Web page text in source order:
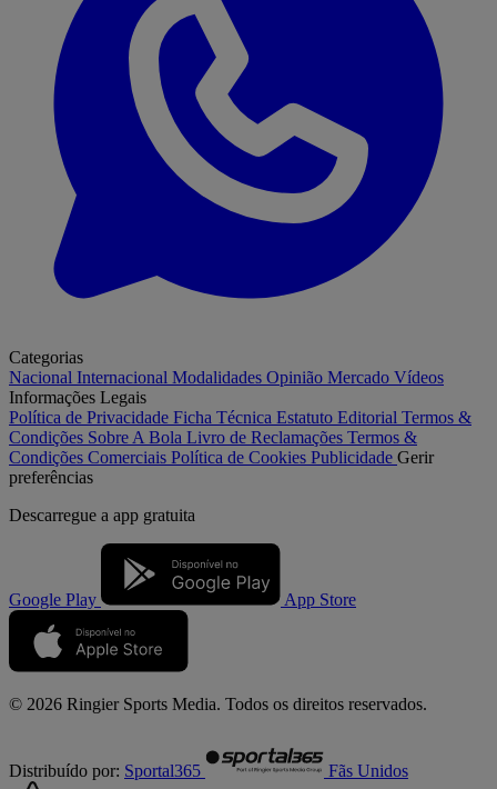
Categorias
Nacional Internacional Modalidades Opinião Mercado Vídeos
Informações Legais
Política de Privacidade Ficha Técnica Estatuto Editorial Termos &
Condições Sobre A Bola Livro de Reclamações Termos &
Condições Comerciais Política de Cookies Publicidade Gerir
preferências
Descarregue a app gratuita
Google Play App Store
© 2026 Ringier Sports Media. Todos os direitos reservados.
Distribuído por: Sportal365 Fãs Unidos